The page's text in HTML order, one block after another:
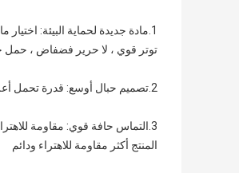
توتر قوي ، لا حرير فضفاض ، حمل
2.تصميم حبال أوسع: قدرة تحمل أعلى مضمونة.الرافعة الأوسع هي أساس قدرة تحمل كيس الطن.
3.التماس حافة قوي: مقاومة
المنتج أكثر مقاومة للاهتراء ودائم